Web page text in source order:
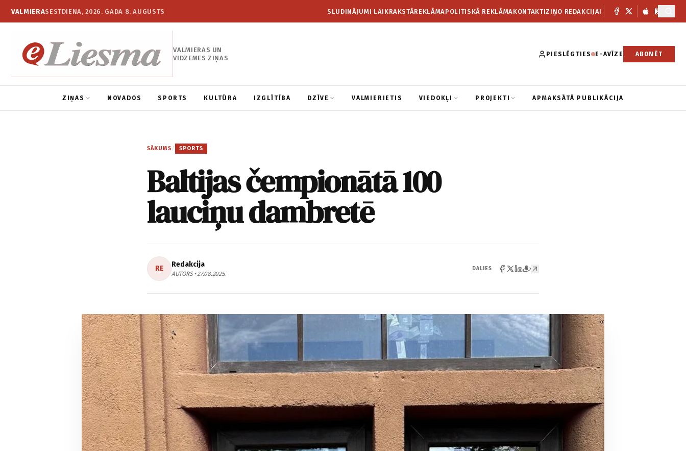
VALMIERASESTDIENA, 2026. GADA 8. AUGUSTS SLUDINĀJUMI LAIKRAKSTĀREKLĀMAPOLITISKĀ REKLĀMAKONTAKTIZIŅO REDAKCIJAI
VALMIERAS UN
VIDZEMES ZIŅAS
PIESLĒGTIES E-AVĪZE ABONĒT
ZIŅAS NOVADOS SPORTS KULTŪRA IZGLĪTĪBA DZĪVE VALMIERIETIS VIEDOKĻI PROJEKTI APMAKSĀTĀ PUBLIKĀCIJA
SĀKUMS / SPORTS
Baltijas čempionātā 100
lauciņu dambretē
RE Redakcija
AUTORS • 27.08.2025.
DALIES